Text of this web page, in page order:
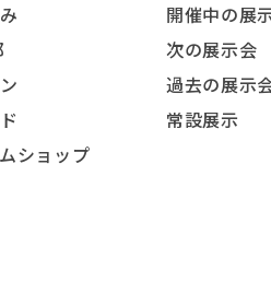
ショップ
開催中の展
次の展示会
過去の展示
常設展示